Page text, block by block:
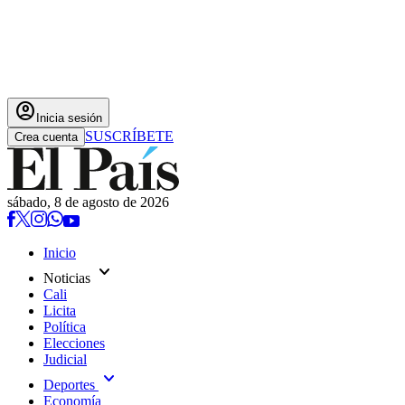
account_circle Inicia sesión
Crea cuenta SUSCRÍBETE
sábado, 8 de agosto de 2026
Inicio
Noticias expand_more
Cali
Licita
Política
Elecciones
Judicial
Deportes expand_more
Economía